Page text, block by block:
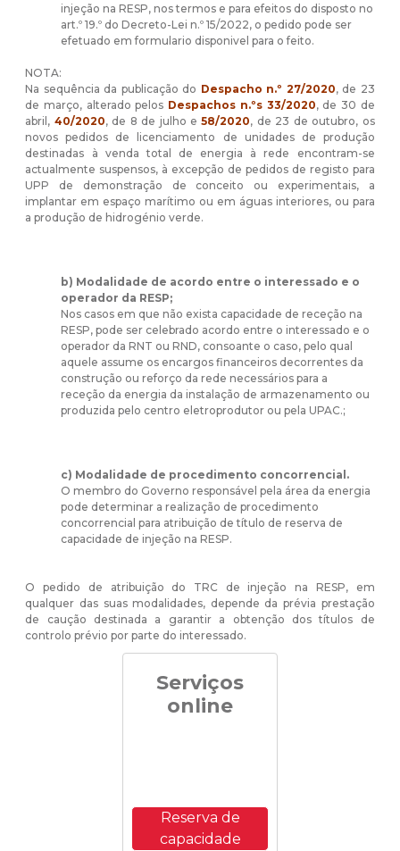
injeção na RESP, nos termos e para efeitos do disposto no
art.º 19.º do Decreto-Lei n.º 15/2022, o pedido pode ser
efetuado em formulario disponivel para o feito.
NOTA:
Na sequência da publicação do Despacho n.º 27/2020, de 23
de março, alterado pelos Despachos n.ºs 33/2020, de 30 de
abril, 40/2020, de 8 de julho e58/2020, de 23 de outubro, os
novos pedidos de licenciamento de unidades de produção
destinadas à venda total de energia à rede encontram-se
actualmente suspensos, à excepção de pedidos de registo para
UPP de demonstração de conceito ou experimentais, a
implantar em espaço marítimo ou em águas interiores, ou para
a produção de hidrogénio verde.
b) Modalidade de acordo entre o interessado e o
operador da RESP;
Nos casos em que não exista capacidade de receção na
RESP, pode ser celebrado acordo entre o interessado e o
operador da RNT ou RND, consoante o caso, pelo qual
aquele assume os encargos financeiros decorrentes da
construção ou reforço da rede necessários para a
receção da energia da instalação de armazenamento ou
produzida pelo centro eletroprodutor ou pela UPAC.;
c) Modalidade de procedimento concorrencial.
O membro do Governo responsável pela área da energia
pode determinar a realização de procedimento
concorrencial para atribuição de título de reserva de
capacidade de injeção na RESP.
O pedido de atribuição do TRC de injeção na RESP, em
qualquer das suas modalidades, depende da prévia prestação
de caução destinada a garantir a obtenção dos títulos de
controlo prévio por parte do interessado.
Serviços
online
Reserva de
capacidade